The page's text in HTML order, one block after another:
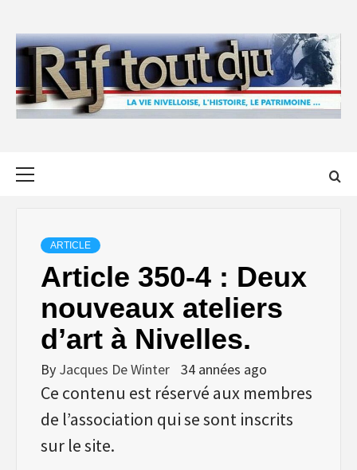
content
ARTICLE
Article 350-4 : Deux
nouveaux ateliers
d’art à Nivelles.
By Jacques De Winter 34 années ago
Ce contenu est réservé aux membres
de l’association qui se sont inscrits
sur le site.